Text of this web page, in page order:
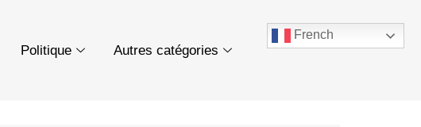
Politique Autres catégories
French